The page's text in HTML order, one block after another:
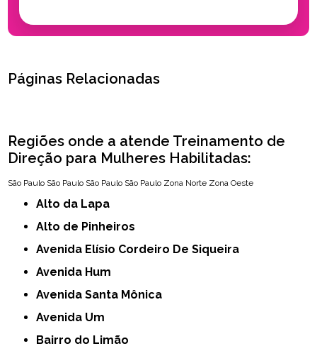
Páginas Relacionadas
Regiões onde a atende Treinamento de
Direção para Mulheres Habilitadas:
São Paulo São Paulo São Paulo São Paulo Zona Norte Zona Oeste
Alto da Lapa
Alto de Pinheiros
Avenida Elísio Cordeiro De Siqueira
Avenida Hum
Avenida Santa Mônica
Avenida Um
Bairro do Limão